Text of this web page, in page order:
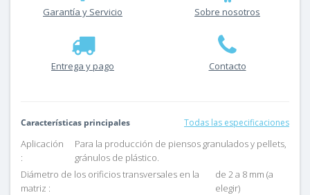
Garantía y Servicio Sobre nosotros
Entrega y pago Contacto
Características principales Todas las especificaciones
Aplicación
:
Para la producción de piensos granulados y pellets,
gránulos de plástico.
Diámetro de los orificios transversales en la
matriz :
de 2 a 8 mm (a
elegir)